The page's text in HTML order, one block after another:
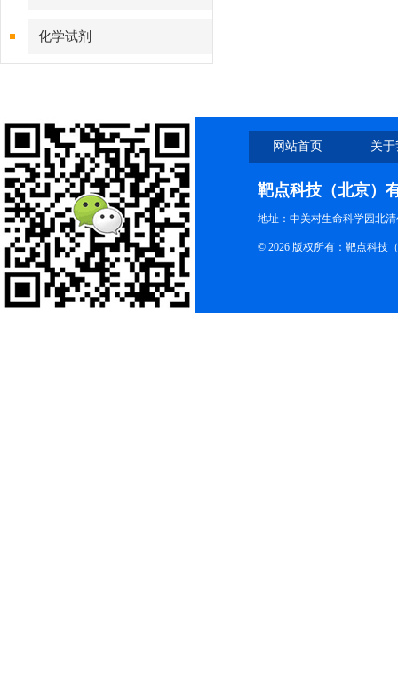
化学试剂
精品仪器
技术服务
网站首页 关
靶点科技（北京）
地址：中关村生命科学园北
© 2026 版权所有：靶点科技